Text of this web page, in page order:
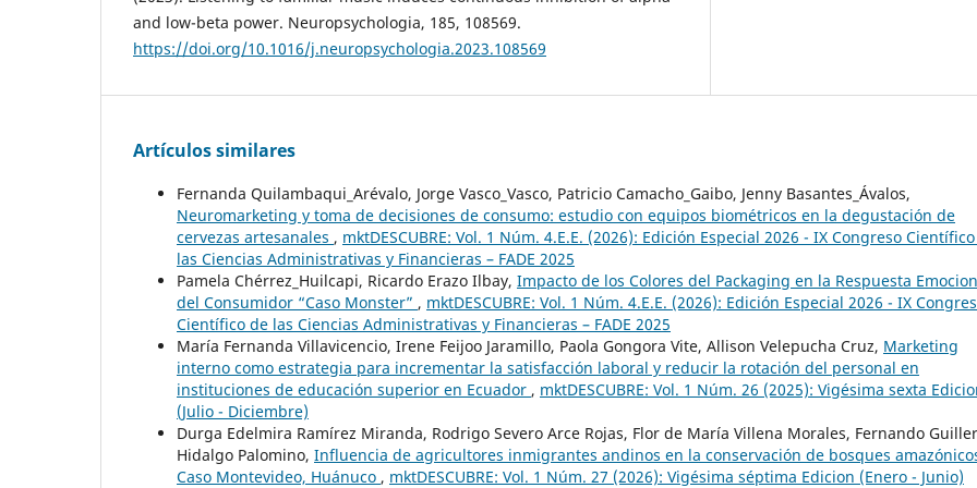
and low-beta power. Neuropsychologia, 185, 108569.
https://doi.org/10.1016/j.neuropsychologia.2023.108569
Artículos similares
Fernanda Quilambaqui_Arévalo, Jorge Vasco_Vasco, Patricio Camacho_Gaibo, Jenny Basantes_Ávalos,
Neuromarketing y toma de decisiones de consumo: estudio con equipos biométricos en la degustación de
cervezas artesanales , mktDESCUBRE: Vol. 1 Núm. 4.E.E. (2026): Edición Especial 2026 - IX Congreso
las Ciencias Administrativas y Financieras – FADE 2025
Pamela Chérrez_Huilcapi, Ricardo Erazo Ilbay, Impacto de los Colores del Packaging en la Respuesta
del Consumidor “Caso Monster” , mktDESCUBRE: Vol. 1 Núm. 4.E.E. (2026): Edición Especial 2026 - IX
Científico de las Ciencias Administrativas y Financieras – FADE 2025
María Fernanda Villavicencio, Irene Feijoo Jaramillo, Paola Gongora Vite, Allison Velepucha Cruz, Marketing
interno como estrategia para incrementar la satisfacción laboral y reducir la rotación del personal en
instituciones de educación superior en Ecuador , mktDESCUBRE: Vol. 1 Núm. 26 (2025): Vigésima sexta
(Julio - Diciembre)
Durga Edelmira Ramírez Miranda, Rodrigo Severo Arce Rojas, Flor de María Villena Morales, Fernando
Hidalgo Palomino, Influencia de agricultores inmigrantes andinos en la conservación de bosques
Caso Montevideo, Huánuco , mktDESCUBRE: Vol. 1 Núm. 27 (2026): Vigésima séptima Edicion (Enero - Junio)